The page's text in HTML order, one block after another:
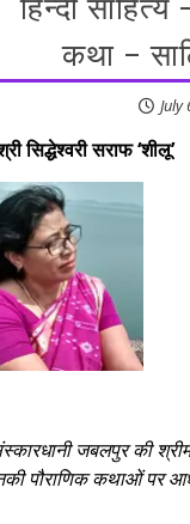
हिन्दी
कथा –
July
सिद्धेश्वरी सराफ ‘शीलू’
जबलपुर की
पौराणिक कथाओं पर
☆ डॉ. मुक्ता का